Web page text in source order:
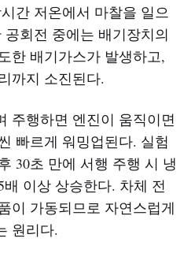
간 저온에서 마찰을 일으
회전 중에는 배기장치의
한 배기가스가 발생하고,
까지 소진된다.
주행하면 엔진이 움직이면
빠르게 워밍업된다. 실험
30초 만에 서행 주행 시 냉
이상 상승한다. 차체 전
이 가동되므로 자연스럽게
원리다.